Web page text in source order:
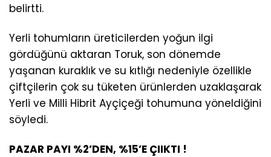
belirtti.
Yerli tohumların üreticilerden yoğun ilgi
gördüğünü aktaran Toruk, son dönemde
yaşanan kuraklık ve su kıtlığı nedeniyle özellikle
çiftçilerin çok su tüketen ürünlerden uzaklaşarak
Yerli ve Milli Hibrit Ayçiçeği tohumuna yöneldiğini
söyledi.
PAZAR PAYI %2’DEN, %15’E ÇIIKTI !